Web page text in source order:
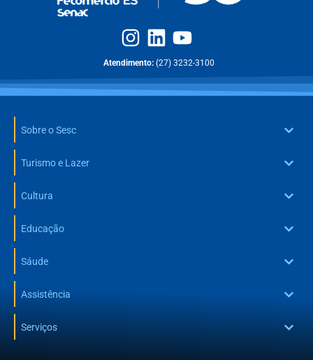
Atendimento: (27) 3232-3100
Sobre o Sesc
Turismo e Lazer
Cultura
Educação
Sáude
Assistência
Serviços